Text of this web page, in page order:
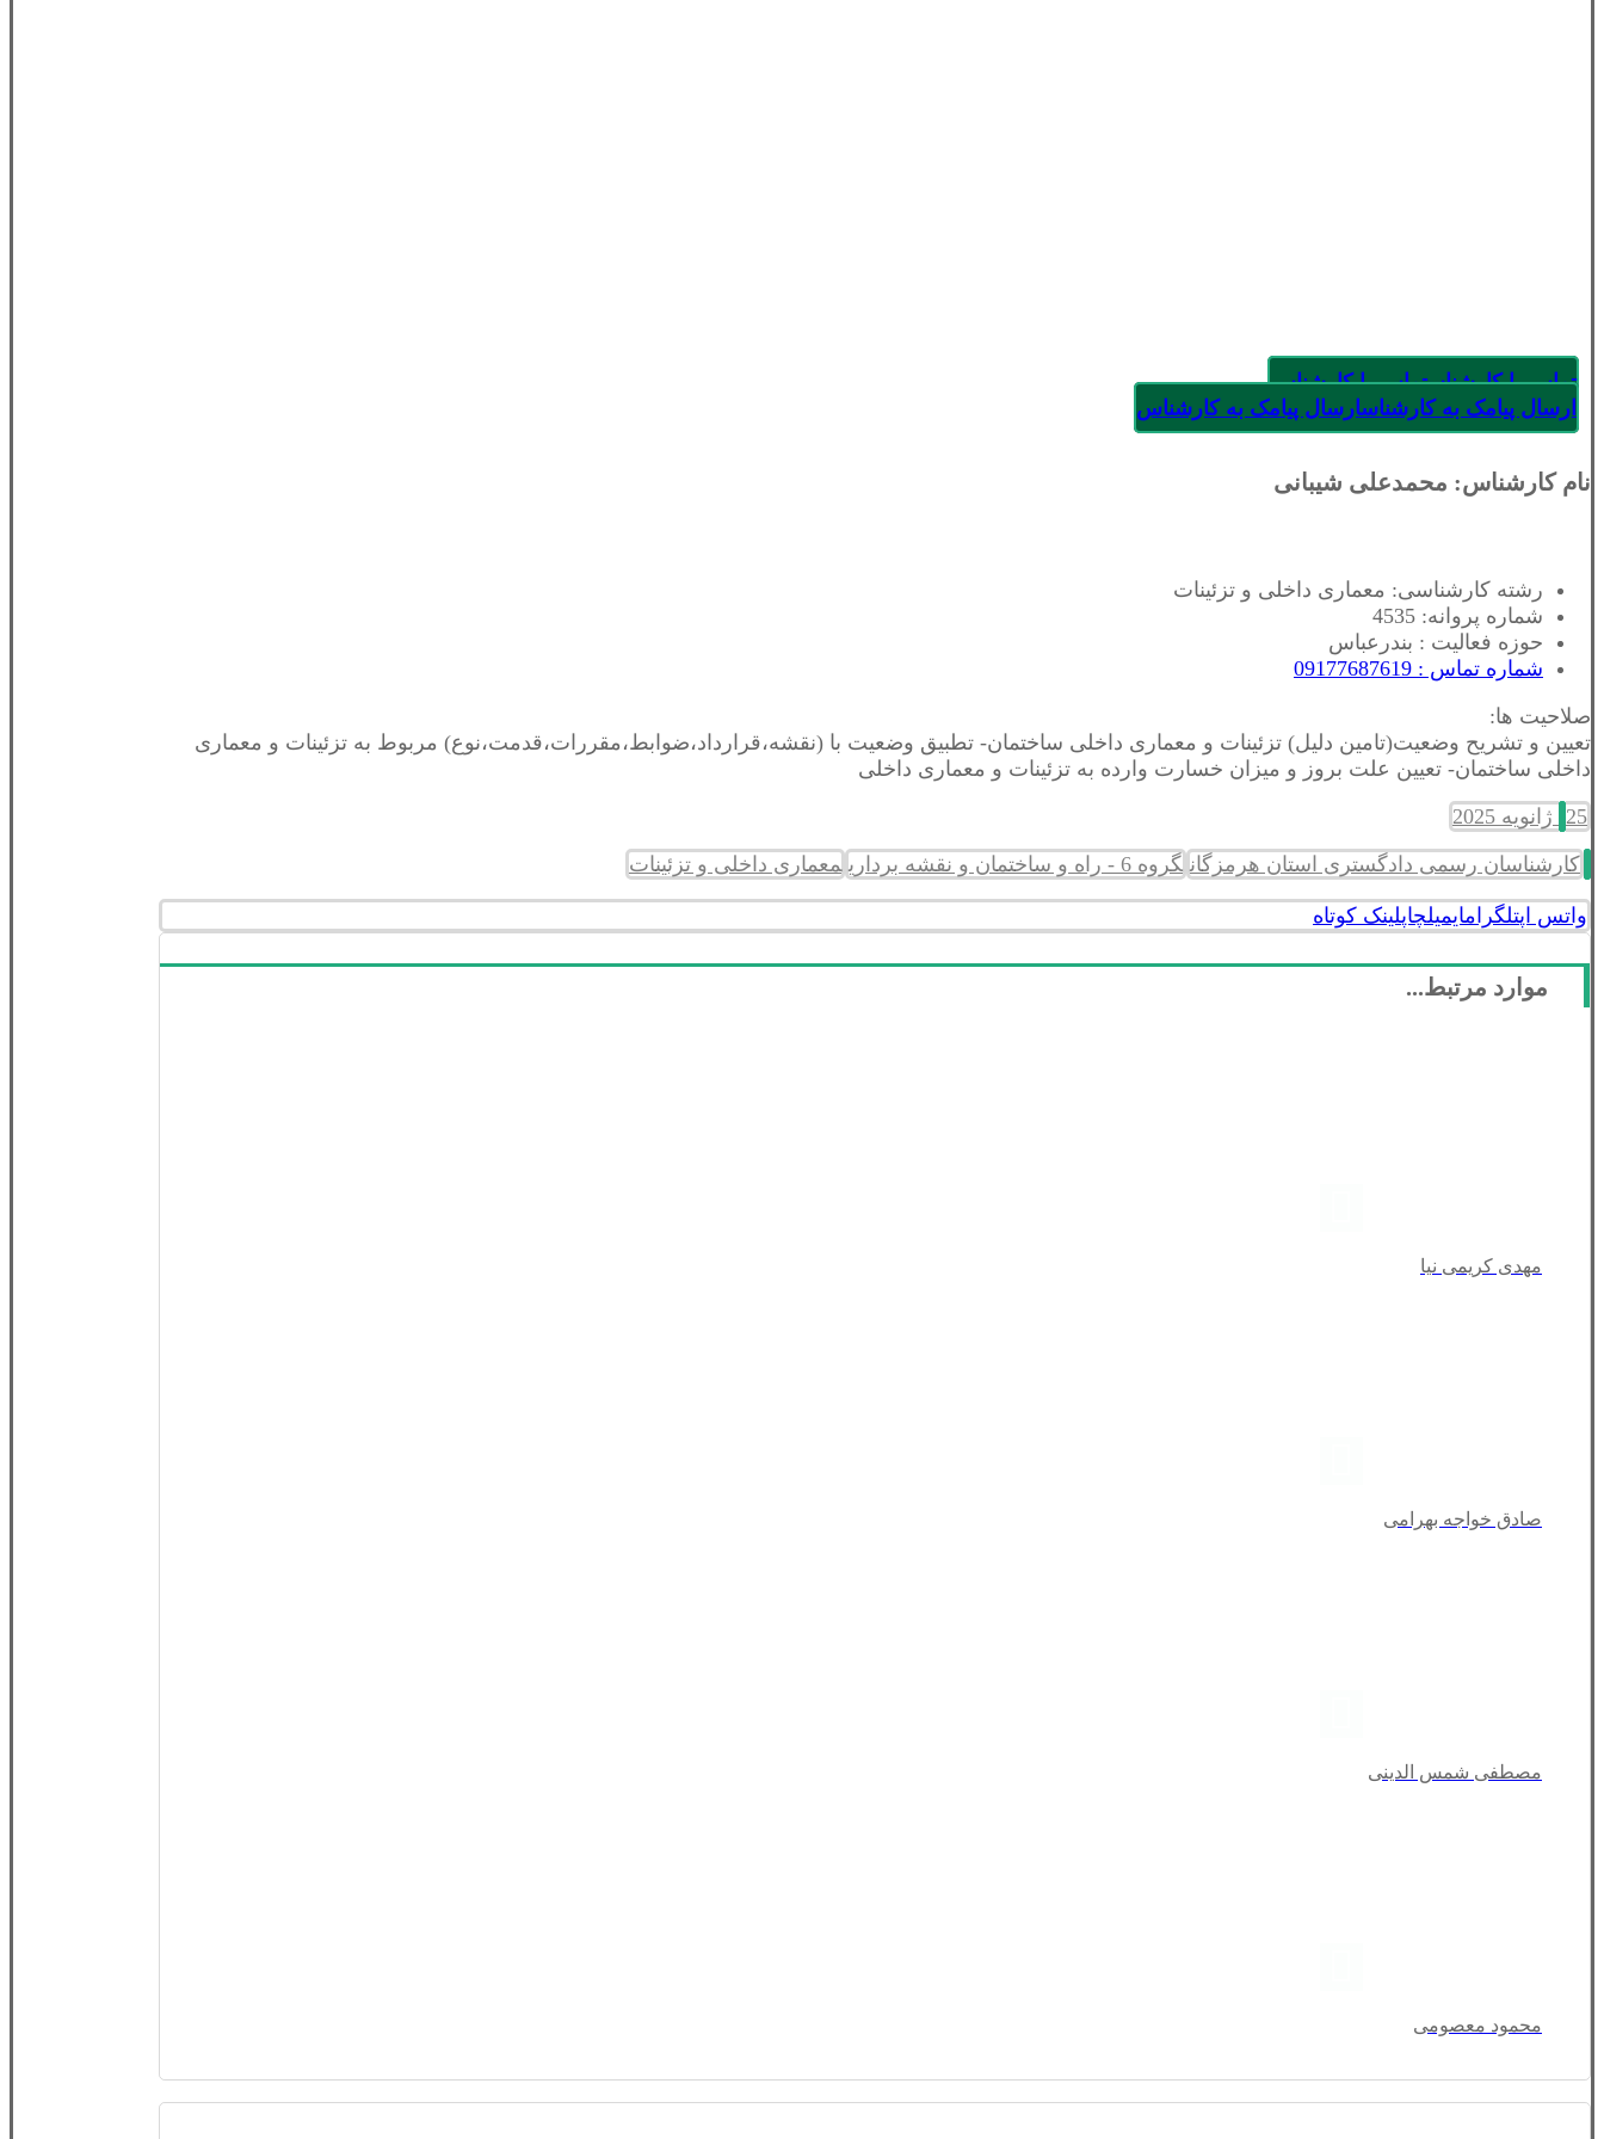
تماس با کارشناستماس با کارشناس
ارسال پیامک به کارشناسارسال پیامک به کارشناس
نام کارشناس: محمدعلی شیبانی
رشته کارشناسی: معماری داخلی و تزئینات
شماره پروانه: 4535
حوزه فعالیت : بندرعباس
شماره تماس : 09177687619
صلاحیت ها:
تعیین و تشریح وضعیت(تامین دلیل) تزئینات و معماری داخلی ساختمان- تطبیق وضعیت با (نقشه،قرارداد،ضوابط،مقررات،قدمت،نوع) مربوط به تزئینات و معماری
داخلی ساختمان- تعیین علت بروز و میزان خسارت وارده به تزئینات و معماری داخلی
25 ژانویه 2025
کارشناسان رسمی دادگستری استان هرمزگان گروه 6 - راه و ساختمان و نقشه برداری معماری داخلی و تزئینات
واتس اپتلگرامایمیلچاپلینک کوتاه
موارد مرتبط...
مهدی کریمی نیا
صادق خواجه بهرامی
مصطفی شمس الدینی
محمود معصومی